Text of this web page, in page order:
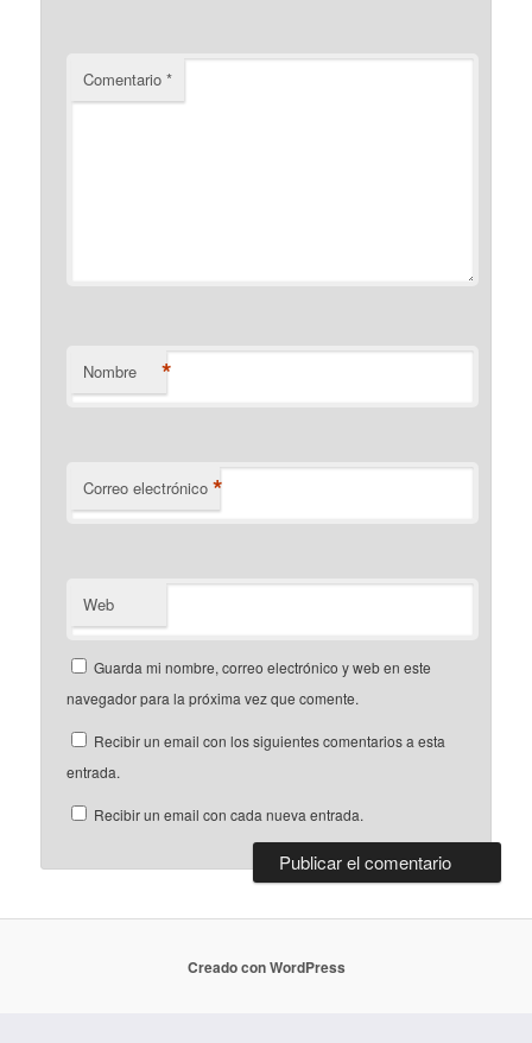
Comentario*
Nombre *
Correo electrónico *
Web
Guarda mi nombre, correo electrónico y web en este
navegador para la próxima vez que comente.
Recibir un email con los siguientes comentarios a esta
entrada.
Recibir un email con cada nueva entrada.
Creado con WordPress